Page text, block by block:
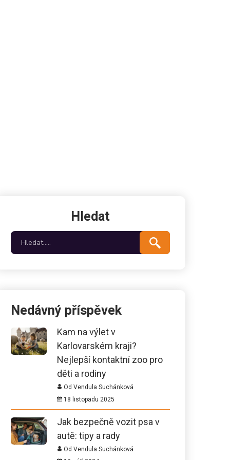
Hledat
Nedávný příspěvek
Kam na výlet v
Karlovarském kraji?
Nejlepší kontaktní zoo pro
děti a rodiny
Od Vendula Suchánková
18 listopadu 2025
Jak bezpečně vozit psa v
autě: tipy a rady
Od Vendula Suchánková